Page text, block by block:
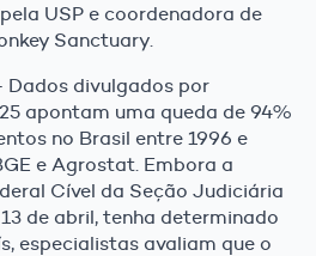
USP e coordenadora de
Sanctuary.
Dados divulgados por
apontam uma queda de 94%
no Brasil entre 1996 e
e Agrostat. Embora a
Cível da Seção Judiciária
de abril, tenha determinado
especialistas avaliam que o